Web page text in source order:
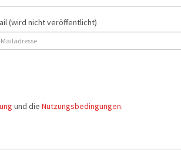
(wird nicht veröffentlicht)
und die Nutzungsbedingungen.